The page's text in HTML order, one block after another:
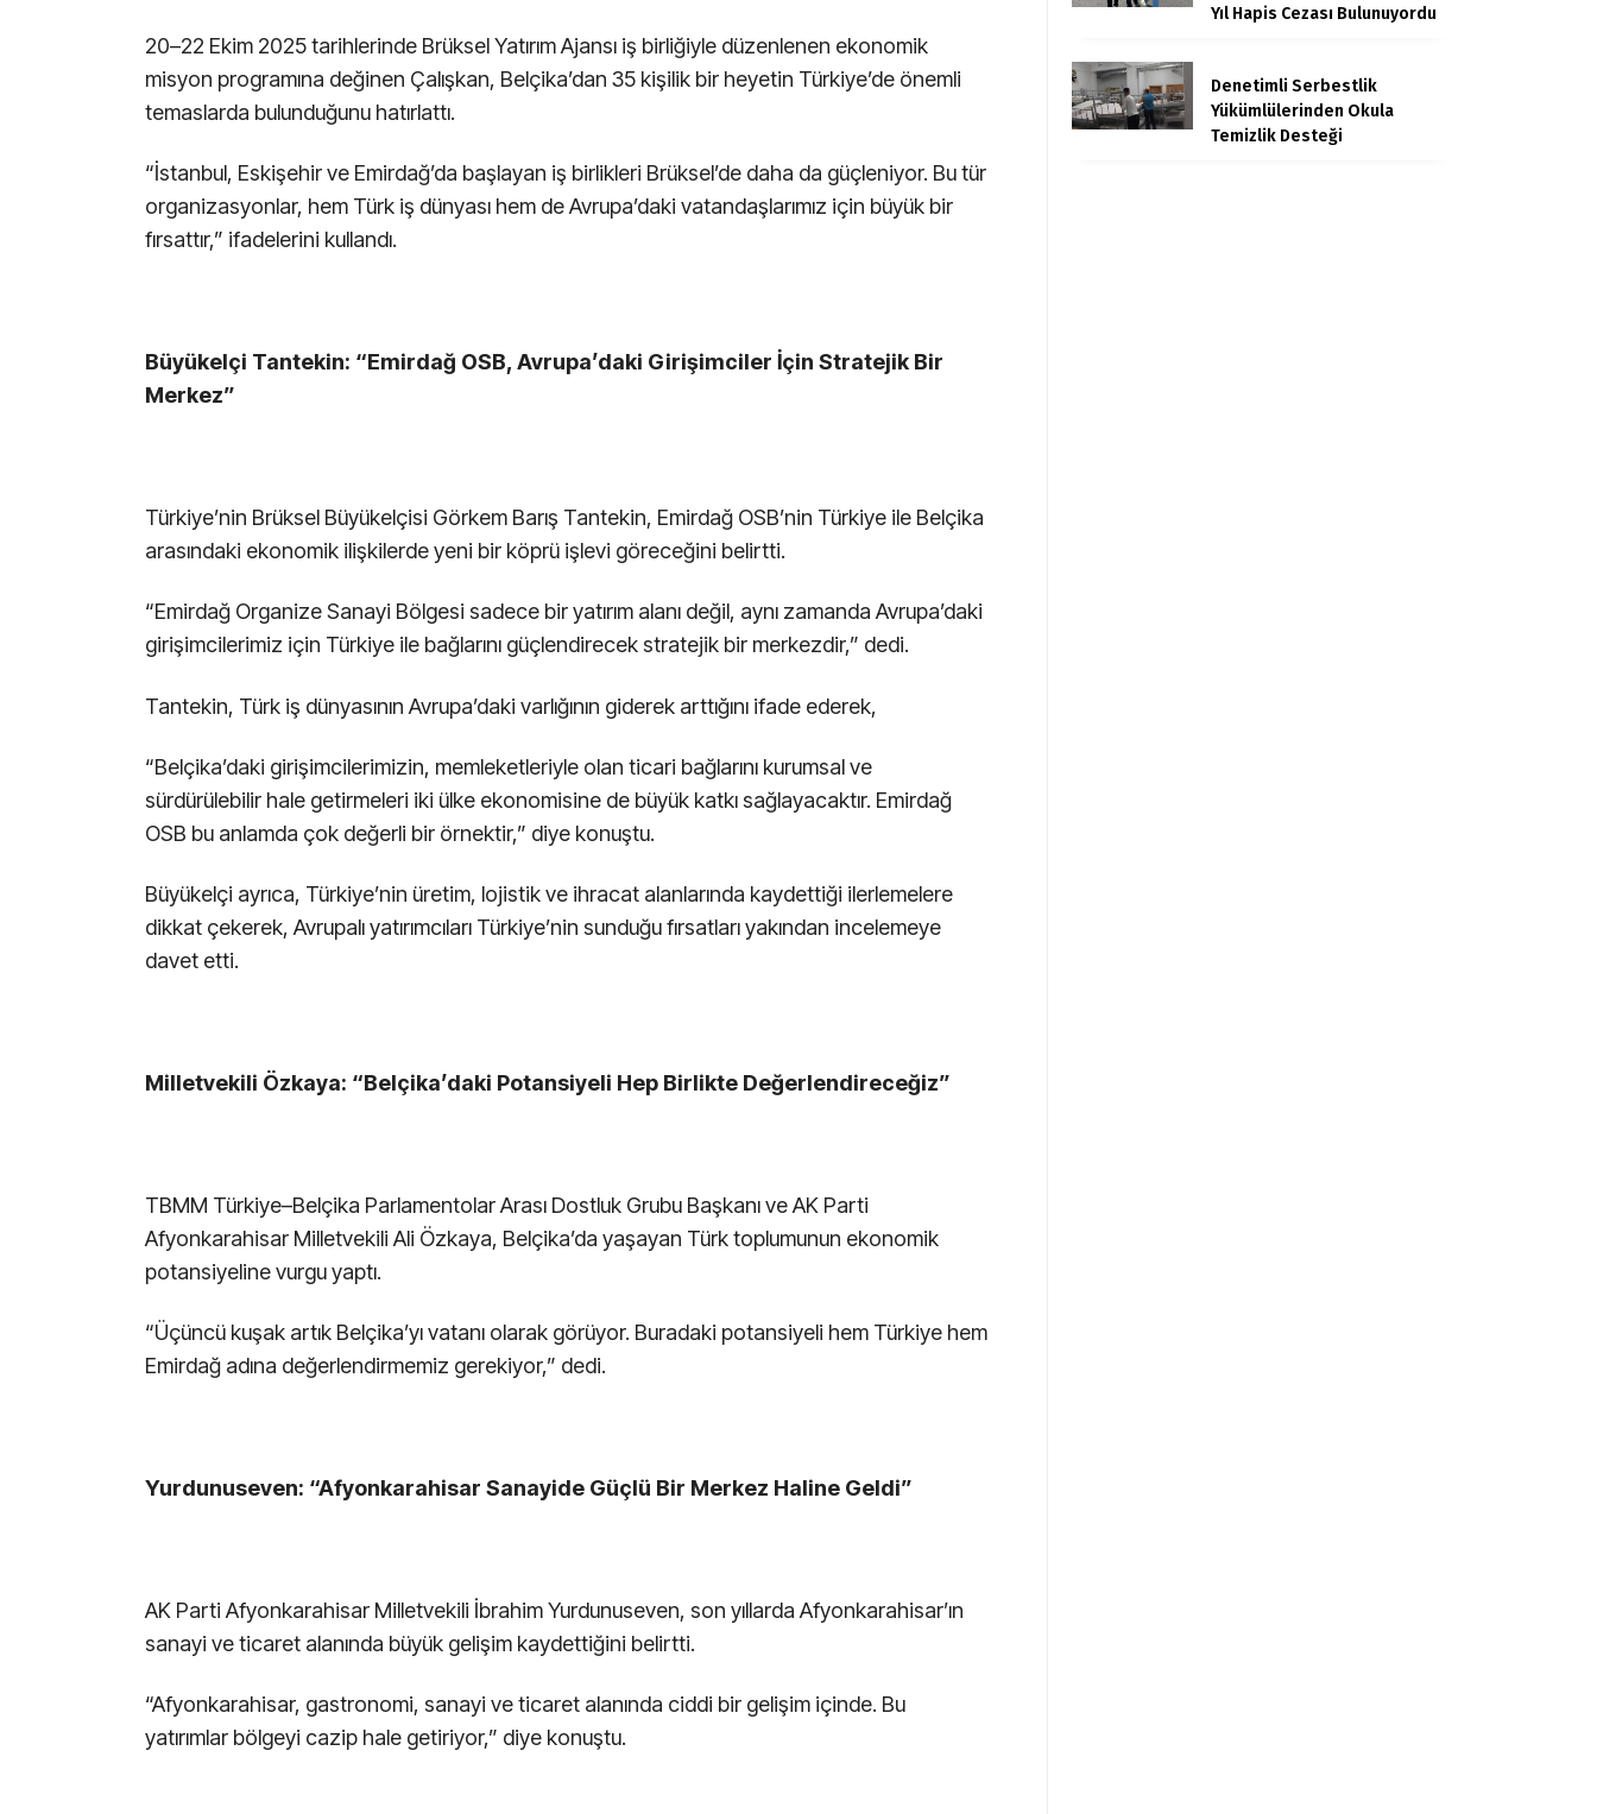
20–22 Ekim 2025 tarihlerinde Brüksel Yatırım Ajansı iş birliğiyle düzenlenen ekonomik
misyon programına değinen Çalışkan, Belçika’dan 35 kişilik bir heyetin Türkiye’de önemli
temaslarda bulunduğunu hatırlattı.
“İstanbul, Eskişehir ve Emirdağ’da başlayan iş birlikleri Brüksel’de daha da güçleniyor. Bu tür
organizasyonlar, hem Türk iş dünyası hem de Avrupa’daki vatandaşlarımız için büyük bir
fırsattır,” ifadelerini kullandı.
Büyükelçi Tantekin: “Emirdağ OSB, Avrupa’daki Girişimciler İçin Stratejik Bir
Merkez”
Türkiye’nin Brüksel Büyükelçisi Görkem Barış Tantekin, Emirdağ OSB’nin Türkiye ile Belçika
arasındaki ekonomik ilişkilerde yeni bir köprü işlevi göreceğini belirtti.
“Emirdağ Organize Sanayi Bölgesi sadece bir yatırım alanı değil, aynı zamanda Avrupa’daki
girişimcilerimiz için Türkiye ile bağlarını güçlendirecek stratejik bir merkezdir,” dedi.
Tantekin, Türk iş dünyasının Avrupa’daki varlığının giderek arttığını ifade ederek,
“Belçika’daki girişimcilerimizin, memleketleriyle olan ticari bağlarını kurumsal ve
sürdürülebilir hale getirmeleri iki ülke ekonomisine de büyük katkı sağlayacaktır. Emirdağ
OSB bu anlamda çok değerli bir örnektir,” diye konuştu.
Büyükelçi ayrıca, Türkiye’nin üretim, lojistik ve ihracat alanlarında kaydettiği ilerlemelere
dikkat çekerek, Avrupalı yatırımcıları Türkiye’nin sunduğu fırsatları yakından incelemeye
davet etti.
Milletvekili Özkaya: “Belçika’daki Potansiyeli Hep Birlikte Değerlendireceğiz”
TBMM Türkiye–Belçika Parlamentolar Arası Dostluk Grubu Başkanı ve AK Parti
Afyonkarahisar Milletvekili Ali Özkaya, Belçika’da yaşayan Türk toplumunun ekonomik
potansiyeline vurgu yaptı.
“Üçüncü kuşak artık Belçika’yı vatanı olarak görüyor. Buradaki potansiyeli hem Türkiye hem
Emirdağ adına değerlendirmemiz gerekiyor,” dedi.
Yurdunuseven: “Afyonkarahisar Sanayide Güçlü Bir Merkez Haline Geldi”
AK Parti Afyonkarahisar Milletvekili İbrahim Yurdunuseven, son yıllarda Afyonkarahisar’ın
sanayi ve ticaret alanında büyük gelişim kaydettiğini belirtti.
“Afyonkarahisar, gastronomi, sanayi ve ticaret alanında ciddi bir gelişim içinde. Bu
yatırımlar bölgeyi cazip hale getiriyor,” diye konuştu.
Yıl Hapis Cezası Bulunuyordu
Denetimli Serbestlik
Yükümlülerinden Okula
Temizlik Desteği